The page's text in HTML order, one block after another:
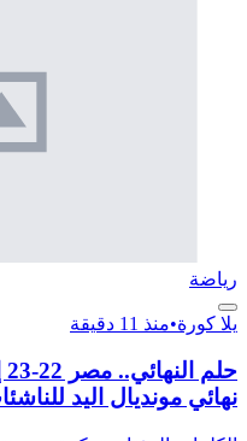
رياضة
يلا كورة•منذ 11 دقيقة
نهائي مونديال اليد